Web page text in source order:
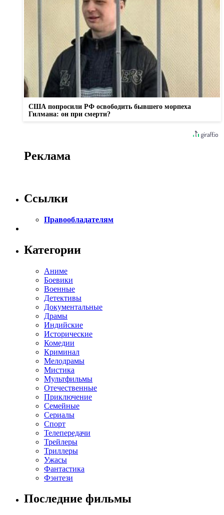
США попросили РФ освободить бывшего морпеха
Гилмана: он при смерти?
Реклама
Ссылки
Правообладателям
Категории
Аниме
Боевики
Военные
Детективы
Документальные
Драмы
Индийские
Исторические
Комедии
Криминал
Мелодрамы
Мистика
Мультфильмы
Отечественные
Приключение
Семейные
Сериалы
Спорт
Телепередачи
Трейлеры
Триллеры
Ужасы
Фантастика
Фэнтези
Последние фильмы